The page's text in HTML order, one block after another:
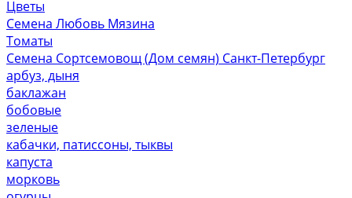
Цветы
Семена Любовь Мязина
Томаты
Семена Сортсемовощ (Дом семян) Санкт-Петербург
арбуз, дыня
баклажан
бобовые
зеленые
кабачки, патиссоны, тыквы
капуста
морковь